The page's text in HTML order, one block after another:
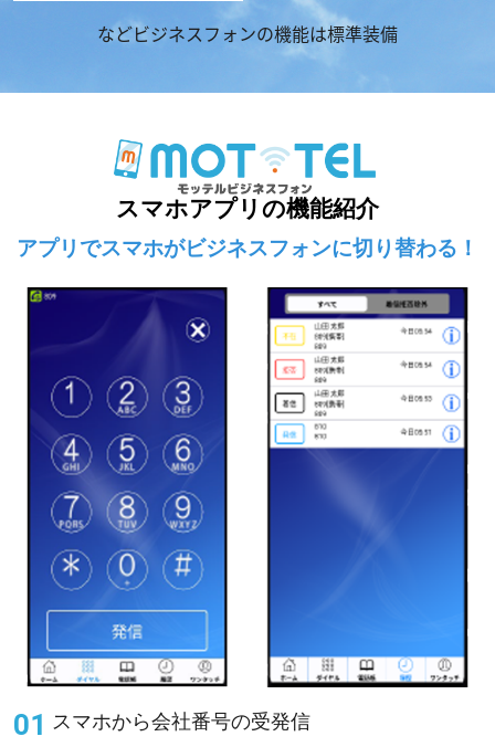
などビジネスフォンの機能は標準装備
スマホアプリの機能紹介
アプリでスマホがビジネスフォンに切り替わる！
スマホから会社番号の受発信